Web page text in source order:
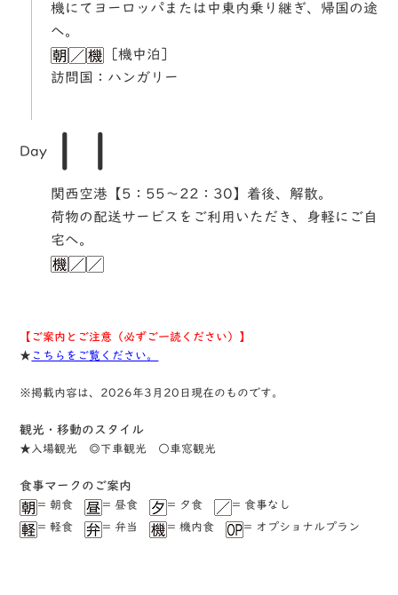
機にてヨーロッパまたは中東内乗り継ぎ、帰国の途
へ。
［機中泊］
訪問国：ハンガリー
Day 11
関西空港【5：55～22：30】着後、解散。
荷物の配送サービスをご利用いただき、身軽にご自
宅へ。
【ご案内とご注意（必ずご一読ください）】
★ こちらをご覧ください。
※掲載内容は、2026年3月20日現在のものです。
観光・移動のスタイル
★⼊場観光 ◎下⾞観光 ○⾞窓観光
⾷事マークのご案内
= 朝食 = 昼食 = ⼣食
= ⾷事なし
= 軽⾷
= 弁当 = 機内食 = オプショナルプラン